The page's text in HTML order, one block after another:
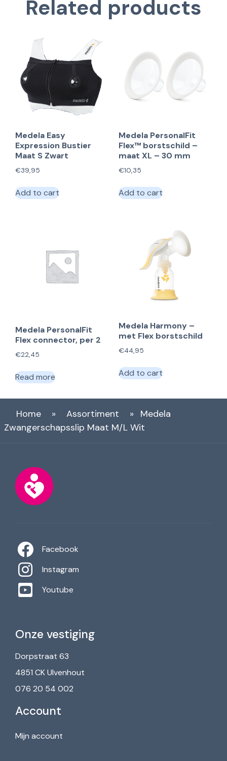
Related products
Medela Easy
Expression Bustier
Maat S Zwart
€39,95
Add to cart
Medela PersonalFit
Flex™ borstschild –
maat XL – 30 mm
€10,35
Add to cart
Medela PersonalFit
Flex connector, per 2
€22,45
Read more
Medela Harmony –
met Flex borstschild
€44,95
Add to cart
Home » Assortiment »
Medela
Zwangerschapsslip Maat M/L Wit
Facebook
Instagram
Youtube
Onze vestiging
Dorpstraat 63
4851 CK Ulvenhout
076 20 54 002
Account
Mijn account